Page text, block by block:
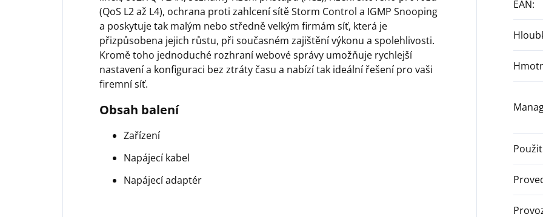
(QoS L2 až L4), ochrana proti zahlcení sítě Storm Control a IGMP Snooping
a poskytuje tak malým nebo středně velkým firmám síť, která je
přizpůsobena jejich růstu, při současném zajištění výkonu a spolehlivosti.
Kromě toho jednoduché rozhraní webové správy umožňuje rychlejší
nastavení a konfiguraci bez ztráty času a nabízí tak ideální řešení pro vaši
firemní síť.
Obsah balení
Zařízení
Napájecí kabel
Napájecí adaptér
EAN: